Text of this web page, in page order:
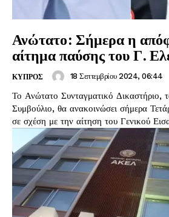
Ανώτατο: Σήμερα η
αίτημα παύσης του Γ.
ΚΥΠΡΟΣ 18 Σεπτεμβρίου 2024, 06:44
Το Ανώτατο Συνταγματικό Δικαστήριο,
Συμβούλιο, θα ανακοινώσει σήμερα
σε σχέση με την αίτηση του Γενικού